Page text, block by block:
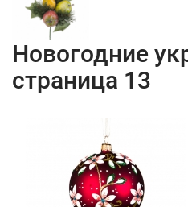
Новогодние
страница 13